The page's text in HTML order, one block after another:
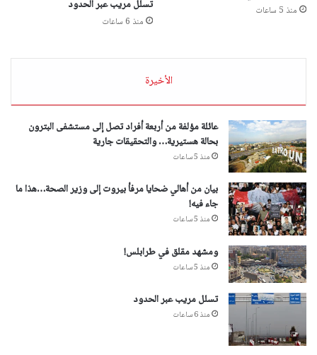
منذ 5 ساعات تسلل مريب عبر الحدود
منذ 6 ساعات
الأخيرة
عائلة مؤلفة من أربعة أفراد تصل إلى مستشفى البترون
بحالة هستيرية… والتحقيقات جارية
منذ 5 ساعات
بيان من أهالي ضحايا مرفأ بيروت إلى وزير الصحة…هذا ما
جاء فيه!
منذ 5 ساعات
ومشهد مقلق في طرابلس!
منذ 5 ساعات
تسلل مريب عبر الحدود
منذ 6 ساعات